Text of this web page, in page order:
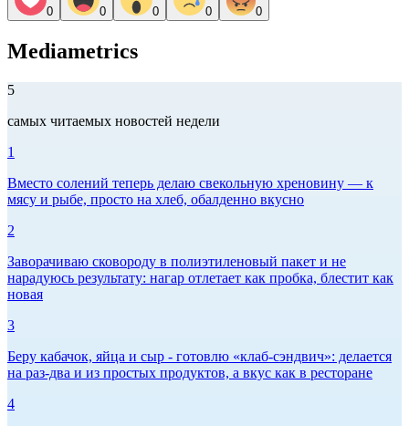
0 0 0 0 0
Mediametrics
5
самых читаемых новостей недели
1
Вместо солений теперь делаю свекольную хреновину — к
мясу и рыбе, просто на хлеб, обалденно вкусно
2
Заворачиваю сковороду в полиэтиленовый пакет и не
нарадуюсь результату: нагар отлетает как пробка, блестит как
новая
3
Беру кабачок, яйца и сыр - готовлю «клаб-сэндвич»: делается
на раз-два и из простых продуктов, а вкус как в ресторане
4